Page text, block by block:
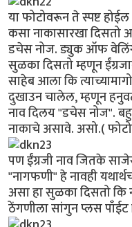
या फोटोवरून ते स्पष्ट
कसा नाकासारखा दिसतो
डचेस नोज. ड्युक ऑफ
सुळका दिसतो म्हणून
साहेब आला कि
दुखाउन चालेल, म्हणून
नाव दिलय "डचेस नोज".
नाकाचे असावे. असो.(
पण ईंग्रजी नाव जितके
"नागफणी" हे नावही
असा हा सुळका दिसतो कि
ठेंगणीला सांगुन प्लस पाँईट